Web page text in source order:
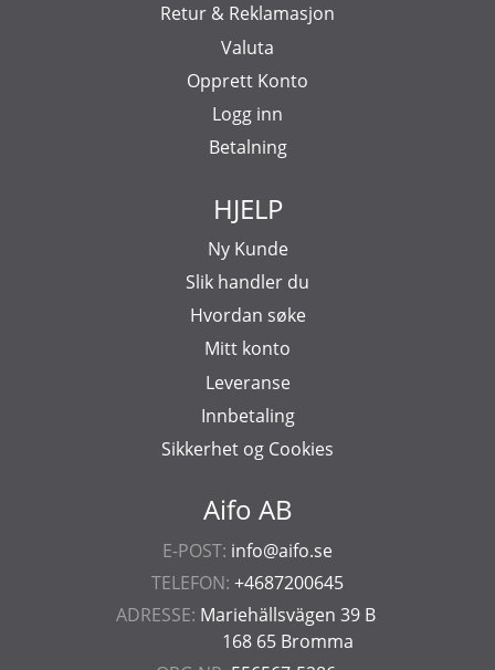
Aifo AB
E-POST: info@aifo.se
TELEFON: +4687200645
ADRESSE: Mariehällsvägen 39 B
168 65 Bromma
Retur & Reklamasjon
Valuta
Opprett Konto
Logg inn
Betalning
HJELP
Ny Kunde
Slik handler du
Hvordan søke
Mitt konto
Leveranse
Innbetaling
Sikkerhet og Cookies